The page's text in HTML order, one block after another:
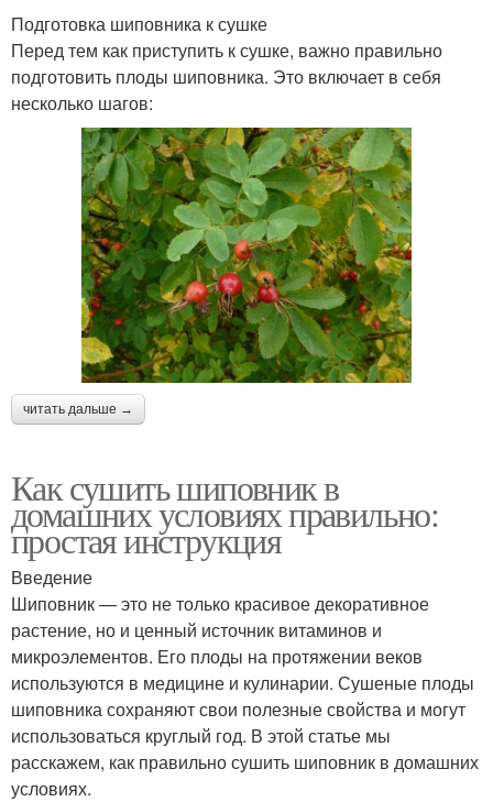
Подготовка шиповника к сушке
Перед тем как приступить к сушке, важно правильно
подготовить плоды шиповника. Это включает в себя
несколько шагов:
читать дальше →
Как сушить шиповник в
домашних условиях правильно:
простая инструкция
Введение
Шиповник — это не только красивое декоративное
растение, но и ценный источник витаминов и
микроэлементов. Его плоды на протяжении веков
используются в медицине и кулинарии. Сушеные плоды
шиповника сохраняют свои полезные свойства и могут
использоваться круглый год. В этой статье мы
расскажем, как правильно сушить шиповник в домашних
условиях.